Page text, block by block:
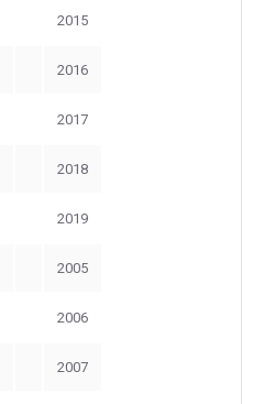
2015
2016
2017
2018
2019
2005
2006
2007